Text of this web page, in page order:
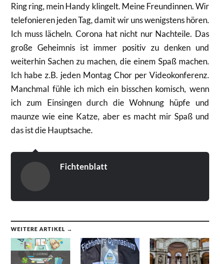
Ring ring, mein Handy klingelt. Meine Freundinnen. Wir
telefonieren jeden Tag, damit wir uns wenigstens hören.
Ich muss lächeln. Corona hat nicht nur Nachteile. Das
große Geheimnis ist immer positiv zu denken und
weiterhin Sachen zu machen, die einem Spaß machen.
Ich habe z.B. jeden Montag Chor per Videokonferenz.
Manchmal fühle ich mich ein bisschen komisch, wenn
ich zum Einsingen durch die Wohnung hüpfe und
maunze wie eine Katze, aber es macht mir Spaß und
das ist die Hauptsache.
Fichtenblatt
WEITERE ARTIKEL →